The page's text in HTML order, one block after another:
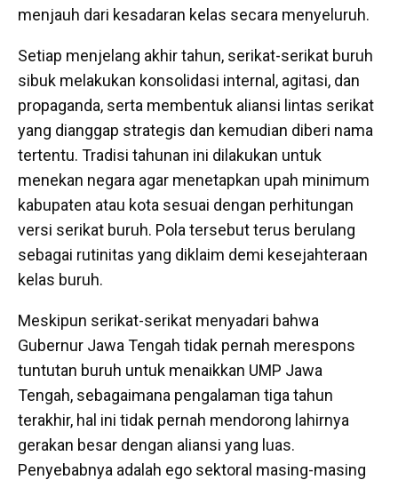
menjauh dari kesadaran kelas secara menyeluruh.
Setiap menjelang akhir tahun, serikat-serikat buruh
sibuk melakukan konsolidasi internal, agitasi, dan
propaganda, serta membentuk aliansi lintas serikat
yang dianggap strategis dan kemudian diberi nama
tertentu. Tradisi tahunan ini dilakukan untuk
menekan negara agar menetapkan upah minimum
kabupaten atau kota sesuai dengan perhitungan
versi serikat buruh. Pola tersebut terus berulang
sebagai rutinitas yang diklaim demi kesejahteraan
kelas buruh.
Meskipun serikat-serikat menyadari bahwa
Gubernur Jawa Tengah tidak pernah merespons
tuntutan buruh untuk menaikkan UMP Jawa
Tengah, sebagaimana pengalaman tiga tahun
terakhir, hal ini tidak pernah mendorong lahirnya
gerakan besar dengan aliansi yang luas.
Penyebabnya adalah ego sektoral masing-masing